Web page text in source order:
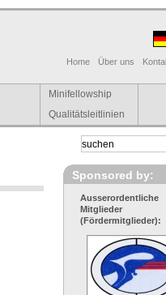
Home Über uns
Minifellowship
Qualitätsleitlinien
Sponsored by:
Ausserordentliche
Mitglieder
(Fördermitglieder):